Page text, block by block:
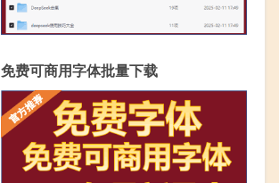
免费可商用字体批量下载